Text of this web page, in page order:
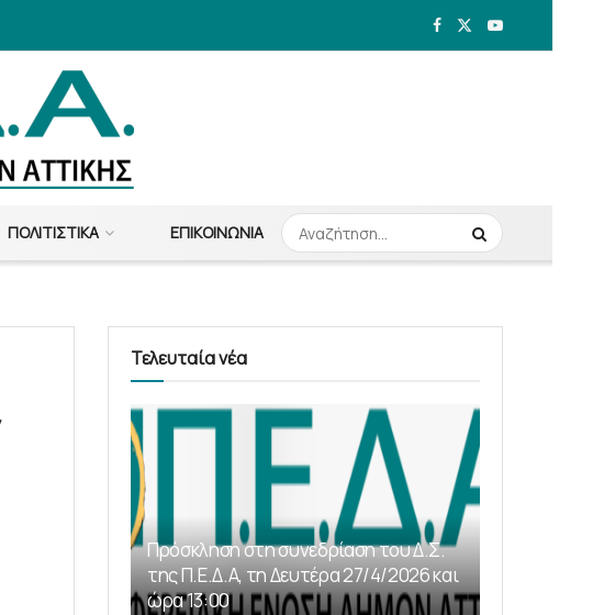
ΠΟΛΙΤΙΣΤΙΚΆ ΕΠΙΚΟΙΝΩΝΊΑ
Τελευταία νέα
Πρόσκληση στη συνεδρίαση του Δ.Σ.
της Π.Ε.Δ.Α, τη Δευτέρα 27/4/2026 και
ώρα 13:00